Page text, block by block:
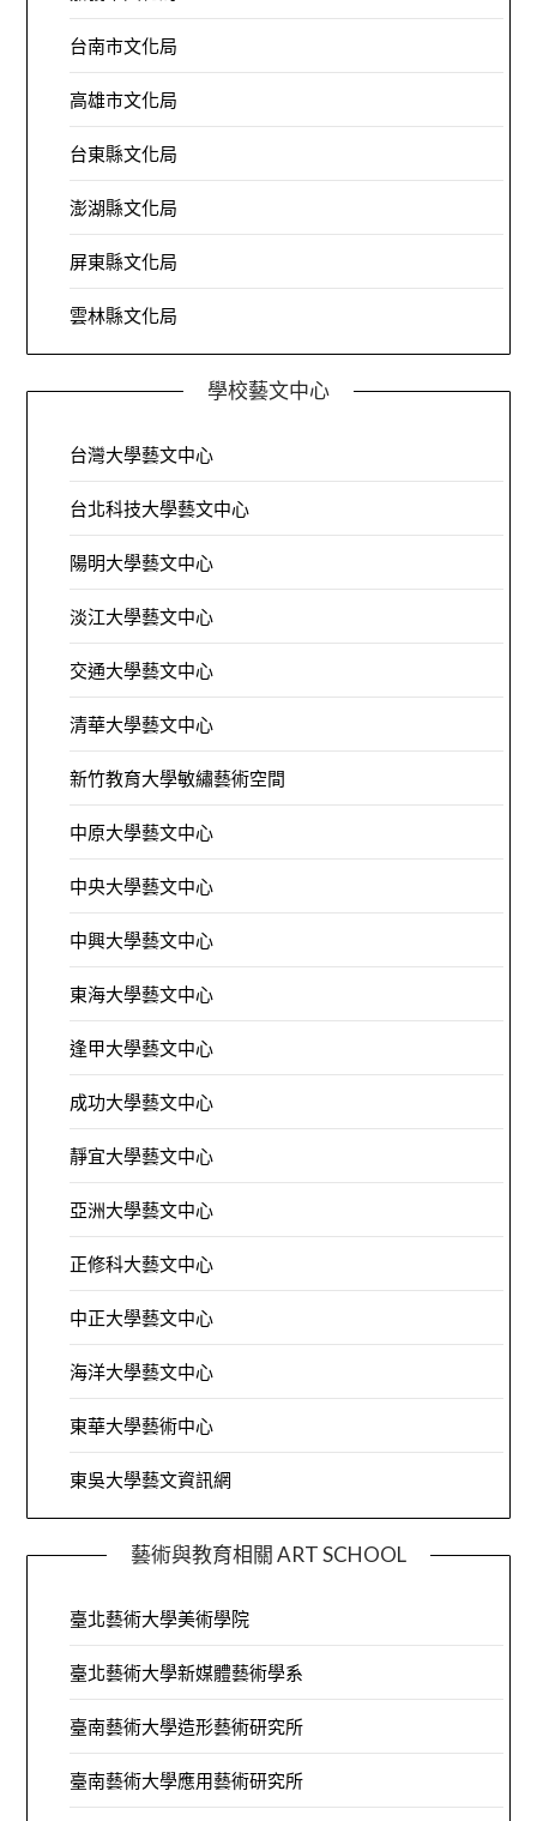
台南市文化局
高雄市文化局
台東縣文化局
澎湖縣文化局
屏東縣文化局
雲林縣文化局
學校藝文中心
台灣大學藝文中心
台北科技大學藝文中心
陽明大學藝文中心
淡江大學藝文中心
交通大學藝文中心
清華大學藝文中心
新竹教育大學敏繡藝術空間
中原大學藝文中心
中央大學藝文中心
中興大學藝文中心
東海大學藝文中心
逢甲大學藝文中心
成功大學藝文中心
靜宜大學藝文中心
亞洲大學藝文中心
正修科大藝文中心
中正大學藝文中心
海洋大學藝文中心
東華大學藝術中心
東吳大學藝文資訊網
藝術與教育相關 ART SCHOOL
臺北藝術大學美術學院
臺北藝術大學新媒體藝術學系
臺南藝術大學造形藝術研究所
臺南藝術大學應用藝術研究所